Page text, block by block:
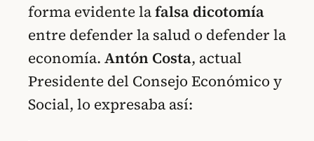
forma evidente lafalsa dicotomía
entre defender la salud o defender la
economía. Antón Costa, actual
Presidente del Consejo Económico y
Social, lo expresaba así: